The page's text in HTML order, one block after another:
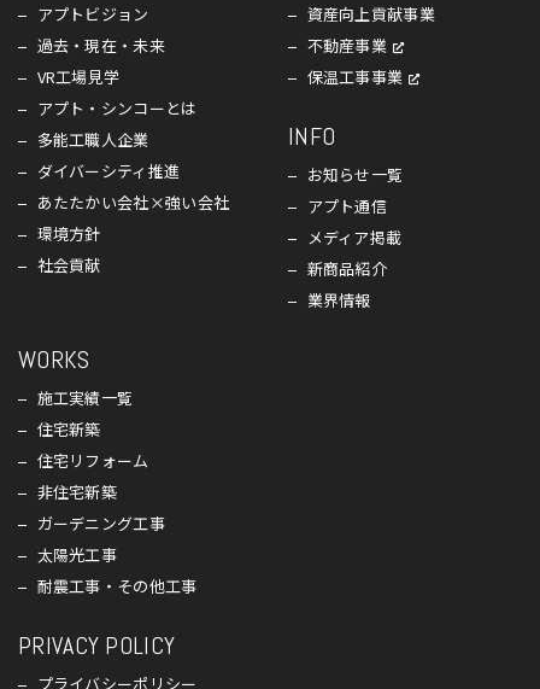
アプトビジョン
過去・現在・未来
VR工場見学
アプト・シンコーとは
多能工職人企業
ダイバーシティ推進
あたたかい会社×強い会社
環境方針
社会貢献
資産向上貢献事業
不動産事業
保温工事事業
INFO
お知らせ一覧
アプト通信
メディア掲載
新商品紹介
業界情報
WORKS
施工実績一覧
住宅新築
住宅リフォーム
非住宅新築
ガーデニング工事
太陽光工事
耐震工事・その他工事
PRIVACY POLICY
プライバシーポリシー